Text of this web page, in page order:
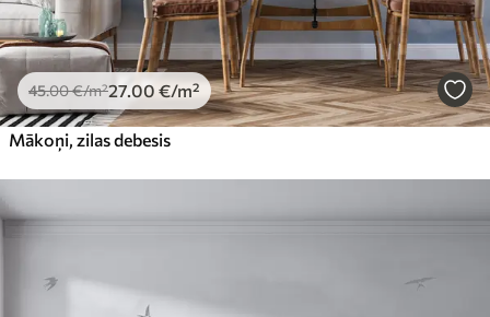
45.00€/m²27.00 €/m²
Mākoņi, zilas debesis